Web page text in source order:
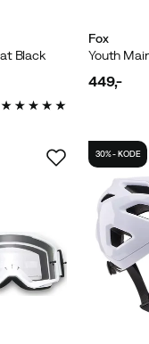
Black
Fox
Youth
449,-
30% - KODE